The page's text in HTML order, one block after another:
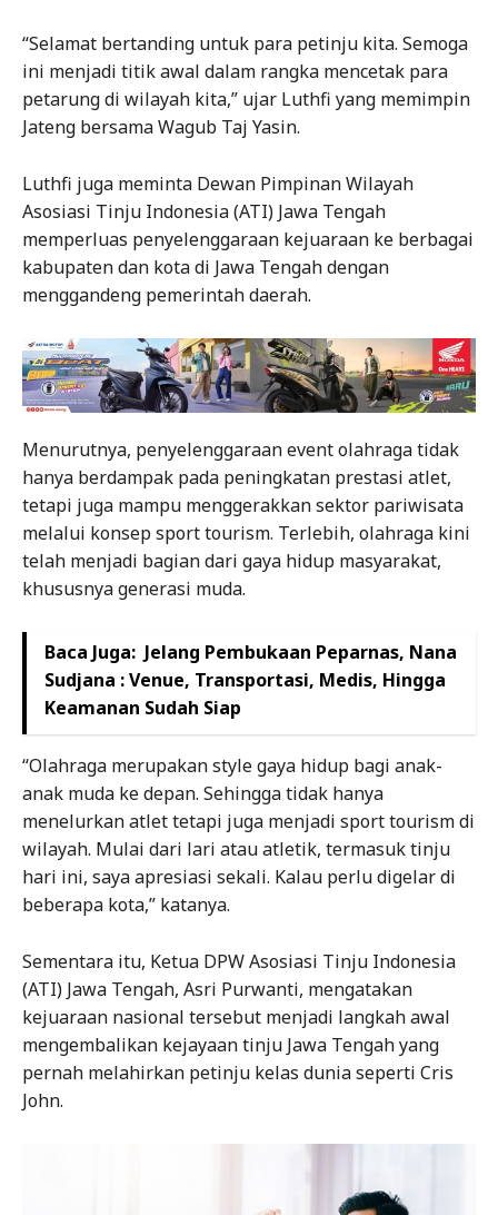
“Selamat bertanding untuk para petinju kita. Semoga
ini menjadi titik awal dalam rangka mencetak para
petarung di wilayah kita,” ujar Luthfi yang memimpin
Jateng bersama Wagub Taj Yasin.
Luthfi juga meminta Dewan Pimpinan Wilayah
Asosiasi Tinju Indonesia (ATI) Jawa Tengah
memperluas penyelenggaraan kejuaraan ke berbagai
kabupaten dan kota di Jawa Tengah dengan
menggandeng pemerintah daerah.
Menurutnya, penyelenggaraan event olahraga tidak
hanya berdampak pada peningkatan prestasi atlet,
tetapi juga mampu menggerakkan sektor pariwisata
melalui konsep sport tourism. Terlebih, olahraga kini
telah menjadi bagian dari gaya hidup masyarakat,
khususnya generasi muda.
Baca Juga: Jelang Pembukaan Peparnas, Nana
Sudjana : Venue, Transportasi, Medis, Hingga
Keamanan Sudah Siap
“Olahraga merupakan style gaya hidup bagi anak-
anak muda ke depan. Sehingga tidak hanya
menelurkan atlet tetapi juga menjadi sport tourism di
wilayah. Mulai dari lari atau atletik, termasuk tinju
hari ini, saya apresiasi sekali. Kalau perlu digelar di
beberapa kota,” katanya.
Sementara itu, Ketua DPW Asosiasi Tinju Indonesia
(ATI) Jawa Tengah, Asri Purwanti, mengatakan
kejuaraan nasional tersebut menjadi langkah awal
mengembalikan kejayaan tinju Jawa Tengah yang
pernah melahirkan petinju kelas dunia seperti Cris
John.